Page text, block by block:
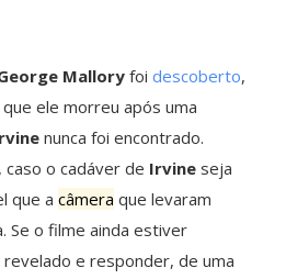
Mallory foi descoberto,
ele morreu após uma
nunca foi encontrado.
o cadáver de Irvine seja
que a câmera que levaram
Se o filme ainda estiver
e responder, de uma